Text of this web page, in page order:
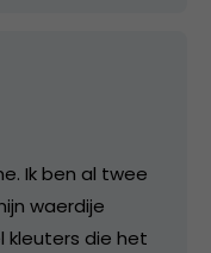
Ik ben al twee
waerdije
kleuters die het